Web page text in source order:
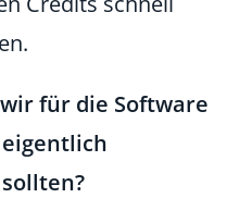
für die Software